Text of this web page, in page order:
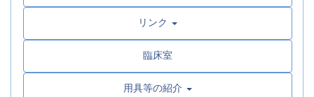
リンク
臨床室
用具等の紹介